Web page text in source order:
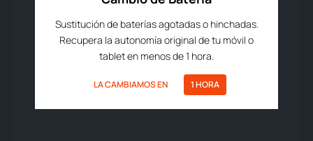
Sustitución de baterías agotadas o hinchadas.
Recupera la autonomía original de tu móvil o
tablet en menos de 1 hora.
LA CAMBIAMOS EN 1 HORA